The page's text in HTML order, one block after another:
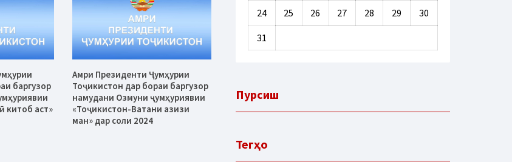
баргузор
китоб аст»
Амри Президенти Ҷумҳурии
Тоҷикистон дар бораи баргузор
намудани Озмуни ҷумҳуриявии
«Тоҷикистон-Ватани азизи
ман» дар соли 2024
24 25 26 27 28 29 30
31
Пурсиш
Тегҳо